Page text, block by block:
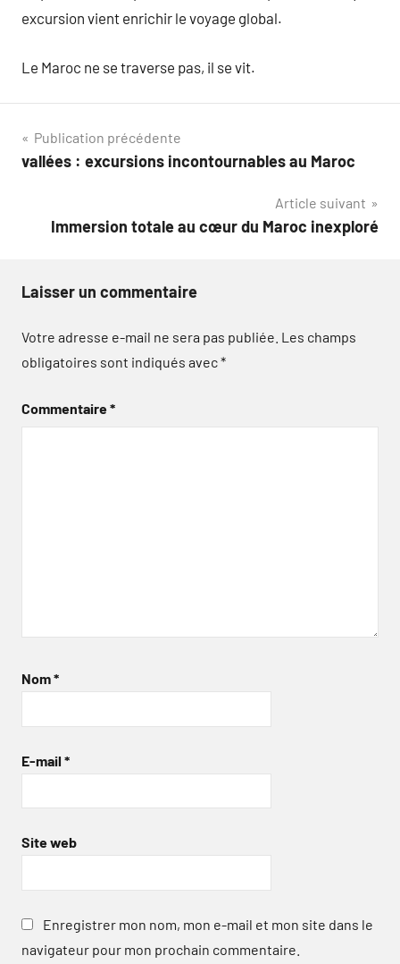
excursion vient enrichir le voyage global.
Le Maroc ne se traverse pas, il se vit.
Navigation
de
Publication précédente
vallées : excursions incontournables au Maroc
Article suivant
Immersion totale au cœur du Maroc inexploré
Laisser un commentaire
Votre adresse e-mail ne sera pas publiée. Les champs
obligatoires sont indiqués avec*
Commentaire*
Nom*
E-mail *
Site web
Enregistrer mon nom, mon e-mail et mon site dans le
navigateur pour mon prochain commentaire.